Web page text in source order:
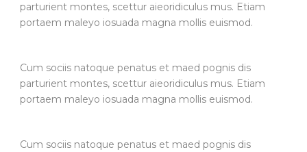
parturient montes, scettur aieoridiculus mus. Etiam
portaem maleyo iosuada magna mollis euismod.
Cum sociis natoque penatus et maed pognis dis
parturient montes, scettur aieoridiculus mus. Etiam
portaem maleyo iosuada magna mollis euismod.
Cum sociis natoque penatus et maed pognis dis